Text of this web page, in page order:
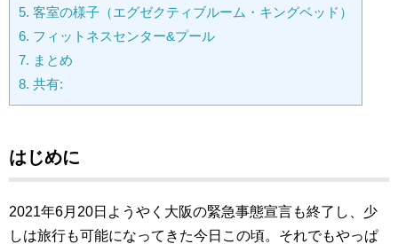
5. 客室の様子（エグゼクティブルーム・キングベッド）
6. フィットネスセンター&プール
7. まとめ
8. 共有:
はじめに
2021年6月20日ようやく大阪の緊急事態宣言も終了し、少
しは旅行も可能になってきた今日この頃。それでもやっぱ